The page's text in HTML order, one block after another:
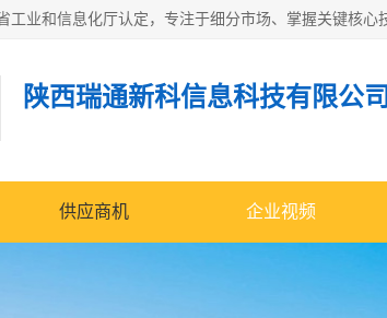
陕西瑞通新科信息科技有限公司
供应商机 企业视频